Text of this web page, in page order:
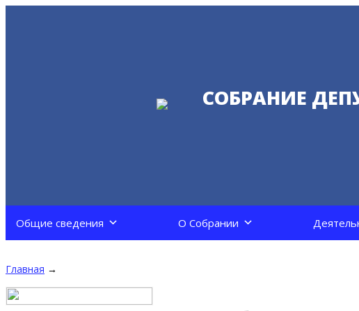
СОБРАНИЕ
Общие сведения О Собрании
Главная →